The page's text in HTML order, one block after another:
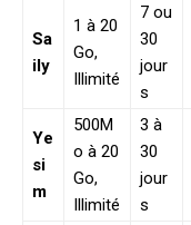
Sa
ily
1 à 20
Go,
Illimité
7 ou
30
jour
s
Ye
si
m
500M
o à 20
Go,
Illimité
3 à
30
jour
s